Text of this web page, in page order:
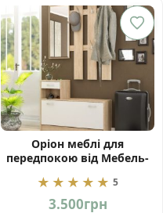
Оріон меблі для
передпокою від Мебель-
★★★★★ 5
3.500грн